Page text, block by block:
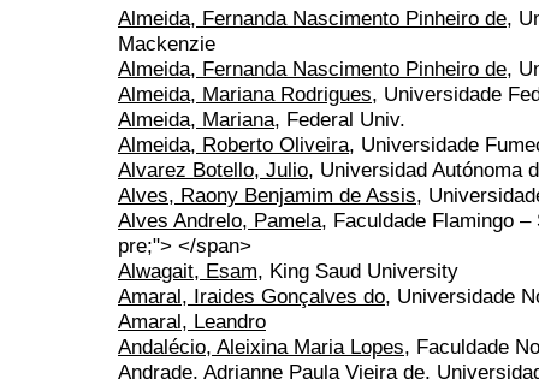
Almeida, Fernanda Nascimento Pinheiro de,
Mackenzie
Almeida, Fernanda Nascimento Pinheiro de,
Almeida, Mariana Rodrigues, Universidade
Almeida, Mariana, Federal Univ.
Almeida, Roberto Oliveira, Universidade
Alvarez Botello, Julio, Universidad Autónoma
Alves, Raony Benjamim de Assis,
Alves Andrelo, Pamela, Faculdade Flamingo
pre;"> </span>
Alwagait, Esam, King Saud University
Amaral, Iraides Gonçalves do, Universidade
Amaral, Leandro
Andalécio, Aleixina Maria Lopes, Faculdade
Andrade, Adrianne Paula Vieira de,